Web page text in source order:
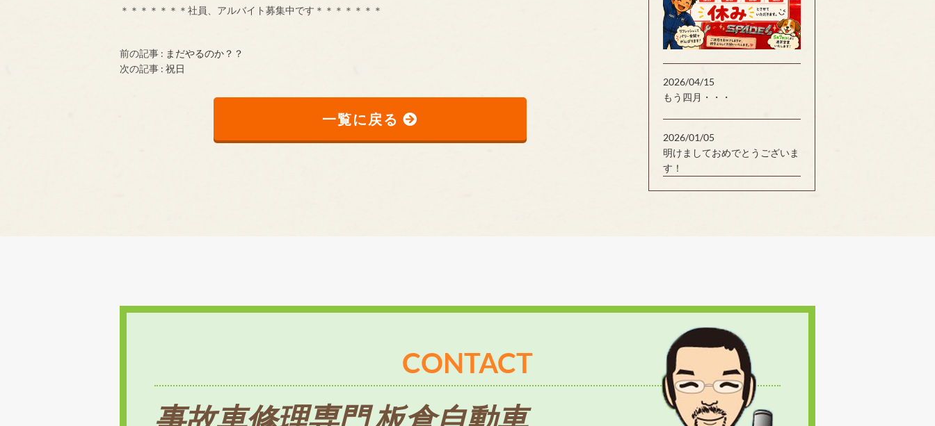
＊＊＊＊＊＊＊社員、アルバイト募集中です＊＊＊＊＊＊＊
前の記事 : まだやるのか？？
次の記事 : 祝日
一覧に戻る
2026/04/15
もう四月・・・
2026/01/05
明けましておめでとうございま
す！
CONTACT
事故車修理専門 板倉自動車